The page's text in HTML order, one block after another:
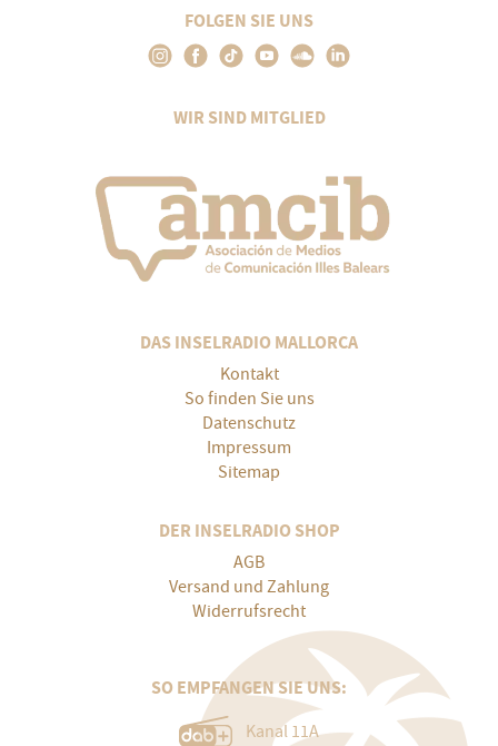
FOLGEN SIE UNS
WIR SIND MITGLIED
DAS INSELRADIO MALLORCA
Kontakt
So finden Sie uns
Datenschutz
Impressum
Sitemap
DER INSELRADIO SHOP
AGB
Versand und Zahlung
Widerrufsrecht
SO EMPFANGEN SIE UNS:
Kanal 11A